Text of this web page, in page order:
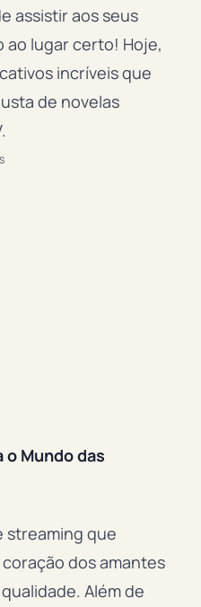
assistir aos seus
ao lugar certo! Hoje,
incríveis que
de novelas
o Mundo das
streaming que
dos amantes
Além de